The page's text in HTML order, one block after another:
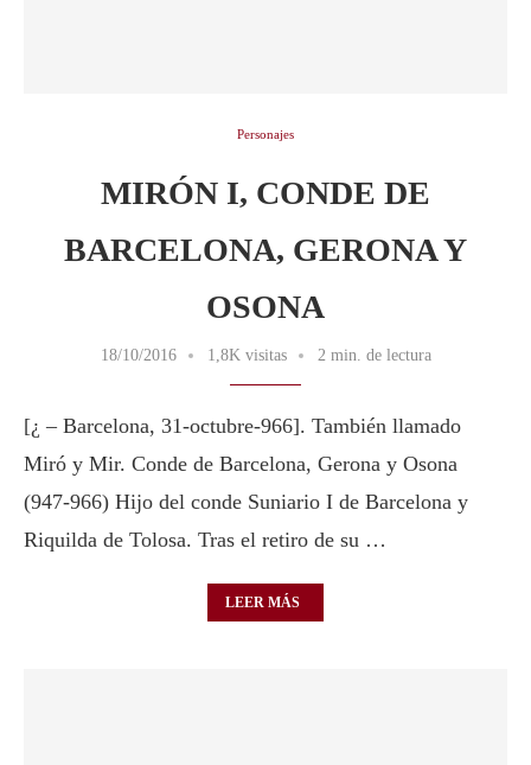
Personajes
MIRÓN I, CONDE DE
BARCELONA, GERONA Y
OSONA
18/10/2016 1,8K visitas 2 min. de lectura
[¿ – Barcelona, 31-octubre-966]. También llamado
Miró y Mir. Conde de Barcelona, Gerona y Osona
(947-966) Hijo del conde Suniario I de Barcelona y
Riquilda de Tolosa. Tras el retiro de su …
LEER MÁS